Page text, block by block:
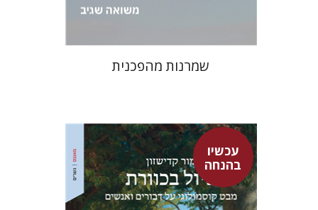
שמרנות מהפכנית
עכשיו
בהנחהמור קדישזון